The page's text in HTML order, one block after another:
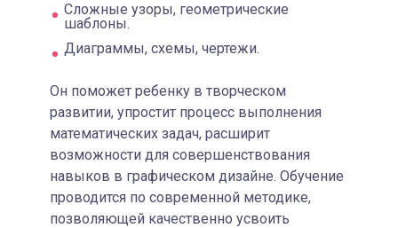
Сложные узоры, геометрические
шаблоны.
Диаграммы, схемы, чертежи.
Он поможет ребенку в творческом
развитии, упростит процесс выполнения
математических задач, расширит
возможности для совершенствования
навыков в графическом дизайне. Обучение
проводится по современной методике,
позволяющей качественно усвоить